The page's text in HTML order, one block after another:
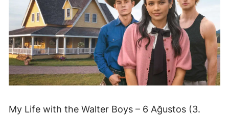
My Life with the Walter Boys – 6 Ağustos (3.